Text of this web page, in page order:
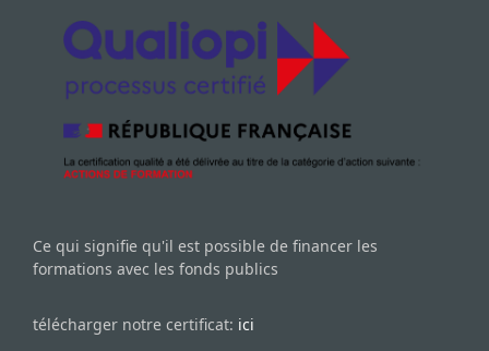
Ce qui signifie qu'il est possible de financer les
formations avec les fonds publics
télécharger notre certificat: ici